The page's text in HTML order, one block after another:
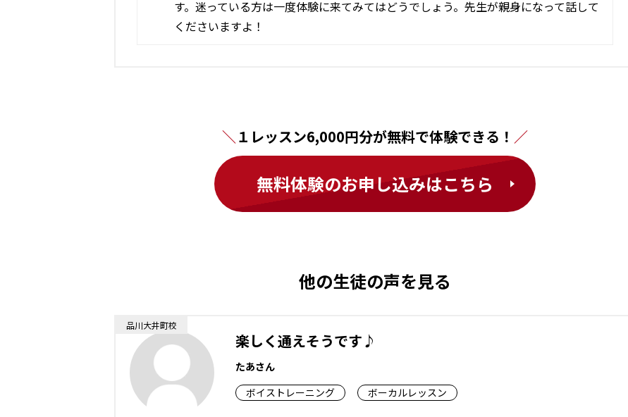
す。迷っている方は一度体験に来てみてはどうでしょう。先生が親身になって話して
くださいますよ！
１レッスン6,000円分が無料で体験できる！
無料体験のお申し込みはこちら
他の生徒の声を見る
品川大井町校
楽しく通えそうです♪
たあさん
ボイストレーニング
ボーカルレッスン